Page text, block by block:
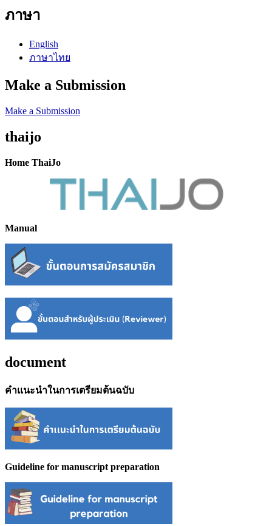
ภาษา
English
ภาษาไทย
Make a Submission
Make a Submission
thaijo
Home ThaiJo
Manual
document
คำเเนะนำในการเตรียมต้นฉบับ
Guideline for manuscript preparation